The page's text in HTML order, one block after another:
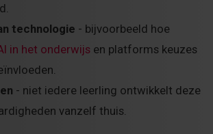
technologie - bijvoorbeeld hoe
in het onderwijs en platforms keuzes
- niet iedere leerling ontwikkelt deze
vanzelf thuis.